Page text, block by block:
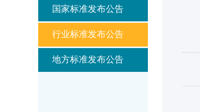
国家标准发布公告
行业标准发布公告
地方标准发布公告